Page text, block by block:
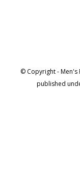
© Copyright - Men's
published